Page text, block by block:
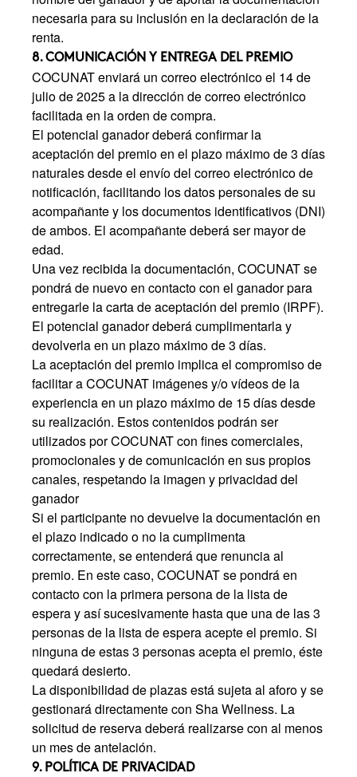
necesaria para su inclusión en la declaración de la
renta.
8. COMUNICACIÓN Y ENTREGA DEL PREMIO
COCUNAT enviará un correo electrónico el 14 de
julio de 2025 a la dirección de correo electrónico
facilitada en la orden de compra.
El potencial ganador deberá confirmar la
aceptación del premio en el plazo máximo de 3 días
naturales desde el envío del correo electrónico de
notificación, facilitando los datos personales de su
acompañante y los documentos identificativos (DNI)
de ambos. El acompañante deberá ser mayor de
edad.
Una vez recibida la documentación, COCUNAT se
pondrá de nuevo en contacto con el ganador para
entregarle la carta de aceptación del premio (IRPF).
El potencial ganador deberá cumplimentarla y
devolverla en un plazo máximo de 3 días.
La aceptación del premio implica el compromiso de
facilitar a COCUNAT imágenes y/o vídeos de la
experiencia en un plazo máximo de 15 días desde
su realización. Estos contenidos podrán ser
utilizados por COCUNAT con fines comerciales,
promocionales y de comunicación en sus propios
canales, respetando la imagen y privacidad del
ganador
Si el participante no devuelve la documentación en
el plazo indicado o no la cumplimenta
correctamente, se entenderá que renuncia al
premio. En este caso, COCUNAT se pondrá en
contacto con la primera persona de la lista de
espera y así sucesivamente hasta que una de las 3
personas de la lista de espera acepte el premio. Si
ninguna de estas 3 personas acepta el premio, éste
quedará desierto.
La disponibilidad de plazas está sujeta al aforo y se
gestionará directamente con Sha Wellness. La
solicitud de reserva deberá realizarse con al menos
un mes de antelación.
9. POLÍTICA DE PRIVACIDAD